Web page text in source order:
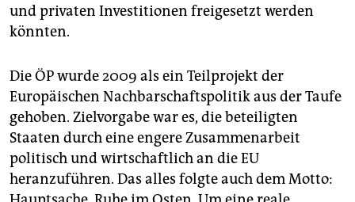
und privaten Investitionen freigesetzt werden
könnten.
Die ÖP wurde 2009 als ein Teilprojekt der
Europäischen Nachbarschaftspolitik aus der Taufe
gehoben. Zielvorgabe war es, die beteiligten
Staaten durch eine engere Zusammenarbeit
politisch und wirtschaftlich an die EU
heranzuführen. Das alles folgte auch dem Motto: